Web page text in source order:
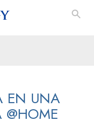
EN UNA
@HOME